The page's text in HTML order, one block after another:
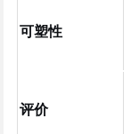
可塑性
评价